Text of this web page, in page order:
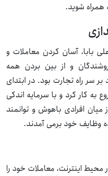
همراه شوید.
بابا، آسان کردن معاملات و
و از بین بردن همه
سر راه تجارت بود. در ابتدای
با یک گروه ۱۸ نفره شروع به کار کرد و با سرمایه اندکی
میان افرادی باهوش و توانمند
وظایف خود برمی آمدند.
محیط اینترنت، معاملات خود را